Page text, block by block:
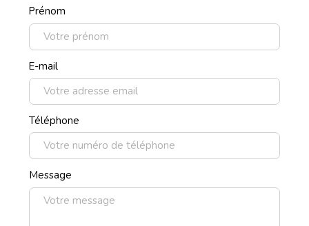
Prénom
E-mail
Téléphone
Message